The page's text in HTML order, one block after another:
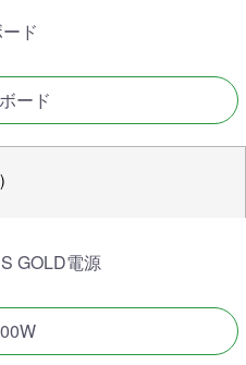
ド
ード
GOLD電源